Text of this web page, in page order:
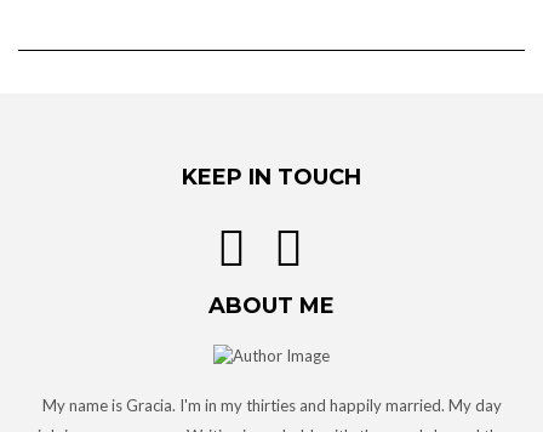
KEEP IN TOUCH
ABOUT ME
My name is Gracia. I'm in my thirties and happily married. My day